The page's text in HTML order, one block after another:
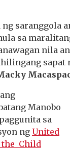
saranggola
sa
nila
sapat
Manobo
sa
ng United
the Child